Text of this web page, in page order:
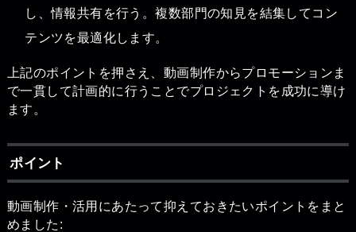
し、情報共有を行う。複数部門の知見を結集してコン
テンツを最適化します。
上記のポイントを押さえ、動画制作からプロモーションま
で一貫して計画的に行うことでプロジェクトを成功に導け
ます。
ポイント
動画制作・活用にあたって抑えておきたいポイントをまと
めました: